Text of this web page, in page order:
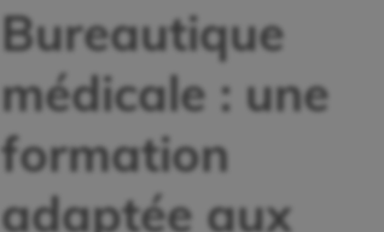
Bureautique
médicale : une
formation
adaptée aux